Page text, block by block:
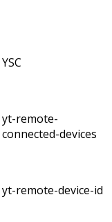
YSC
yt-remote-
connected-devices
yt-remote-device-id